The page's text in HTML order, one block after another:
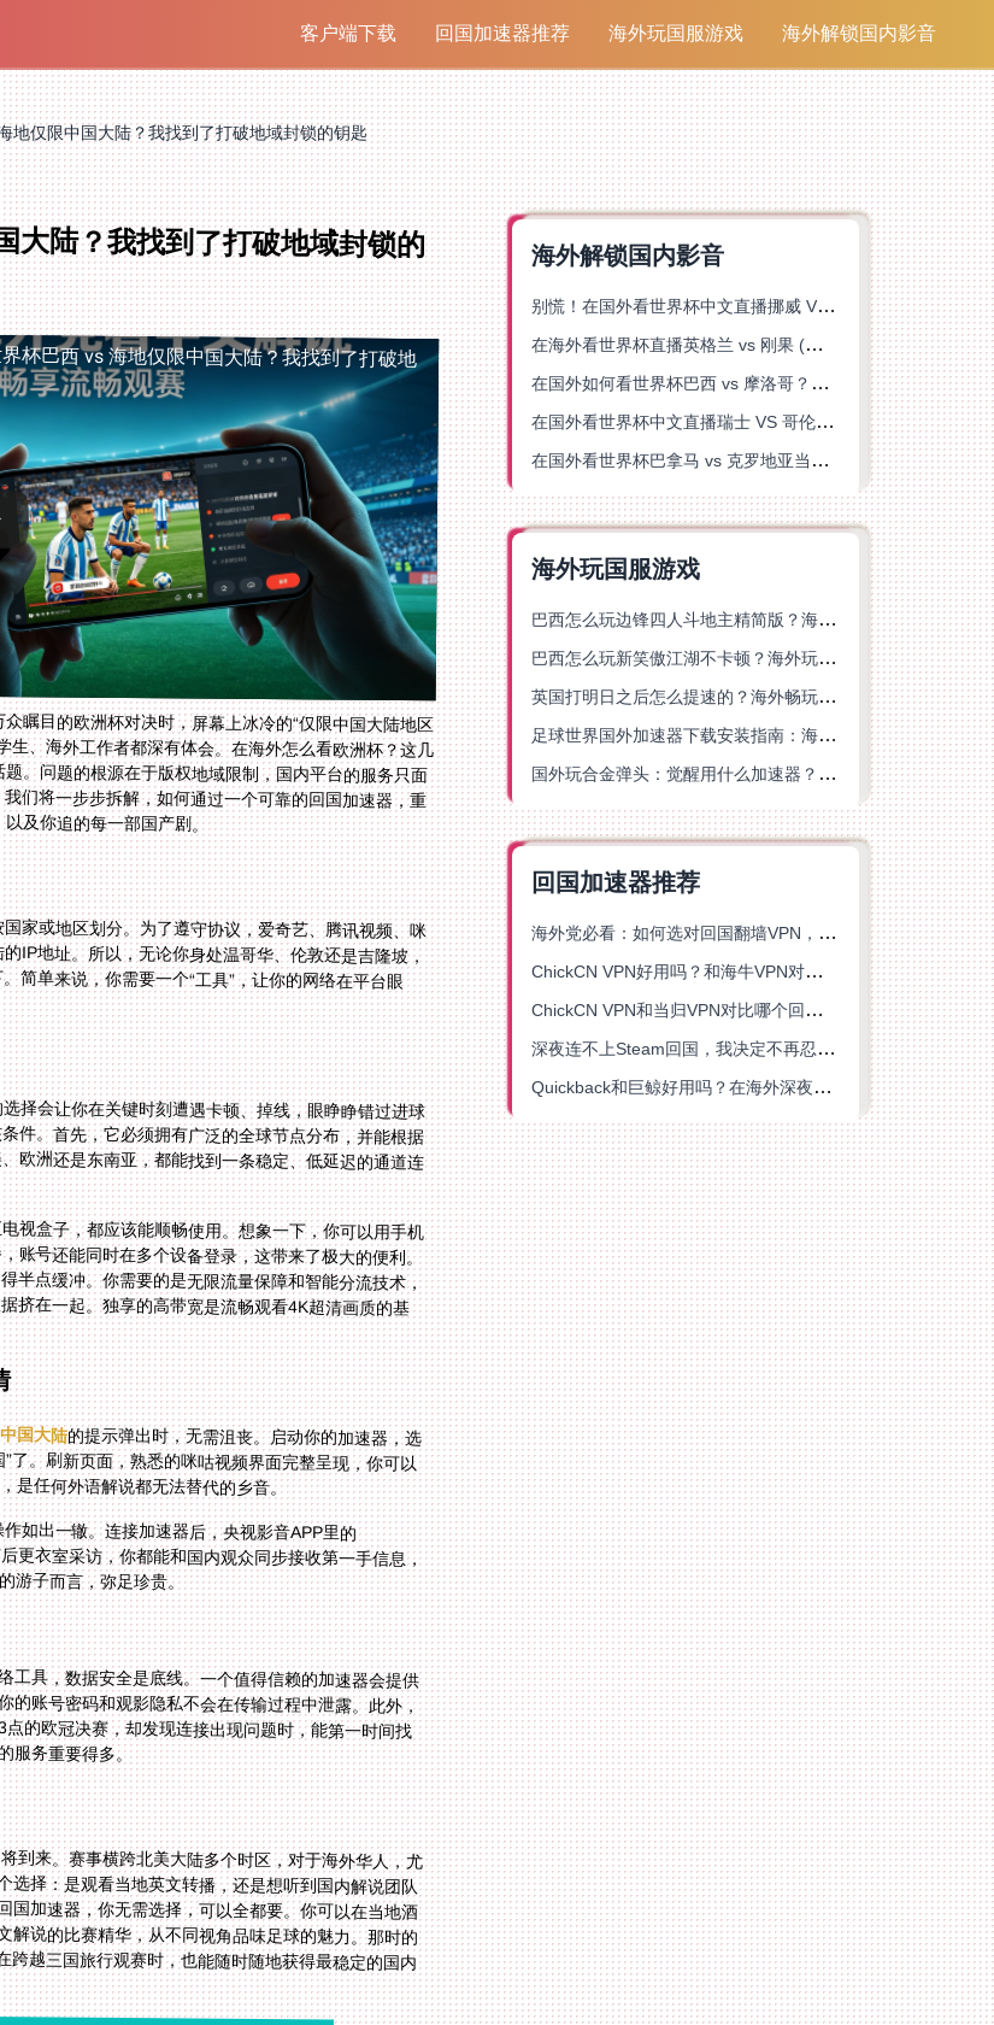
客户端下载 回国加速器推荐 海外玩国服游戏 海外解锁国内影音
地仅限中国大陆？我找到了打破地域封锁的钥匙
大陆？我找到了打破地域封锁的
杯巴西 vs 海地仅限中国大陆？我找到了打破地
瞩目的欧洲杯对决时，屏幕上冰冷的“仅限中国大陆地区
、海外工作者都深有体会。在海外怎么看欧洲杯？这几
。问题的根源在于版权地域限制，国内平台的服务只面
们将一步步拆解，如何通过一个可靠的回国加速器，重
及你追的每一部国产剧。
家或地区划分。为了遵守协议，爱奇艺、腾讯视频、咪
IP地址。所以，无论你身处温哥华、伦敦还是吉隆坡，
简单来说，你需要一个“工具”，让你的网络在平台眼
择会让你在关键时刻遭遇卡顿、掉线，眼睁睁错过进球
件。首先，它必须拥有广泛的全球节点分布，并能根据
欧洲还是东南亚，都能找到一条稳定、低延迟的通道连
视盒子，都应该能顺畅使用。想象一下，你可以用手机
账号还能同时在多个设备登录，这带来了极大的便利。
半点缓冲。你需要的是无限流量保障和智能分流技术，
挤在一起。独享的高带宽是流畅观看4K超清画质的基
国大陆的提示弹出时，无需沮丧。启动你的加速器，选
择一条位于上海或北京的优质线路。瞬间，你的网络身份就“回国”了。刷新页面，熟悉的咪咕视频界面完整呈现，你可以
是任何外语解说都无法替代的乡音。
如出一辙。连接加速器后，央视影音APP里的
频道任你挑选。无论是赛前深度分析，还是赛后更衣室采访，你都能和国内观众同步接收第一手信息，
游子而言，弥足珍贵。
工具，数据安全是底线。一个值得信赖的加速器会提供
的账号密码和观影隐私不会在传输过程中泄露。此外，
的欧冠决赛，却发现连接出现问题时，能第一时间找
服务重要得多。
到来。赛事横跨北美大陆多个时区，对于海外华人，尤
选择：是观看当地英文转播，还是想听到国内解说团队
国加速器，你无需选择，可以全都要。你可以在当地酒
解说的比赛精华，从不同视角品味足球的魅力。那时的
跨越三国旅行观赛时，也能随时随地获得最稳定的国内
海外解锁国内影音
别慌！在国外看世界杯中文直播挪威 VS 英格兰仅限中国大陆？这篇指南帮你搞定
在海外看世界杯直播英格兰 vs 刚果 (金)当前地区不可播放？这篇指南帮你突破所有限制
在国外如何看世界杯巴西 vs 摩洛哥？海外党专属体育观赛指南来了
在国外看世界杯中文直播瑞士 VS 哥伦比亚当前地区不可播放？这篇指南帮你搞定
在国外看世界杯巴拿马 vs 克罗地亚当前地区不可播放？这篇指南帮你轻松解决海外体育直播难题
海外玩国服游戏
巴西怎么玩边锋四人斗地主精简版？海外游戏党的加速器终极选择
巴西怎么玩新笑傲江湖不卡顿？海外玩家国服游戏加速终极指南（附猫和老鼠一梦江湖实测）
英国打明日之后怎么提速的？海外畅玩国服游戏终极指南
足球世界国外加速器下载安装指南：海外党畅玩国服游戏的终极解决方案
国外玩合金弹头：觉醒用什么加速器？一份写给海外游子的畅玩指南
回国加速器推荐
海外党必看：如何选对回国翻墙VPN，无缝解锁国内资源？
ChickCN VPN好用吗？和海牛VPN对比哪个回国效果更好？
ChickCN VPN和当归VPN对比哪个回国效果更好？海外党亲测后选了它
深夜连不上Steam回国，我决定不再忍受这数字鸿沟
Quickback和巨鲸好用吗？在海外深夜想刷B站、追爱奇艺的你，或许正需要这份答案